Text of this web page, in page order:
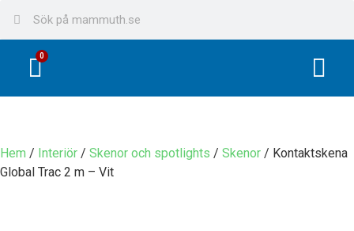
0
Hem / Interiör / Skenor och spotlights / Skenor / Kontaktskena
Global Trac 2 m – Vit